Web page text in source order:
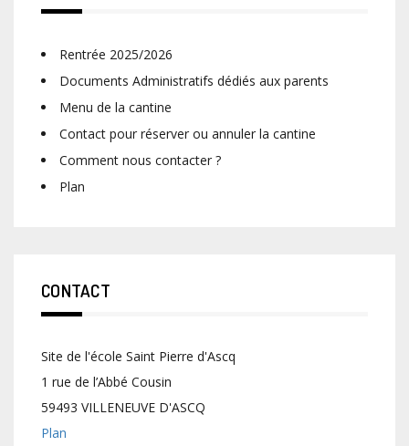
Rentrée 2025/2026
Documents Administratifs dédiés aux parents
Menu de la cantine
Contact pour réserver ou annuler la cantine
Comment nous contacter ?
Plan
CONTACT
Site de l'école Saint Pierre d'Ascq
1 rue de l’Abbé Cousin
59493 VILLENEUVE D'ASCQ
Plan